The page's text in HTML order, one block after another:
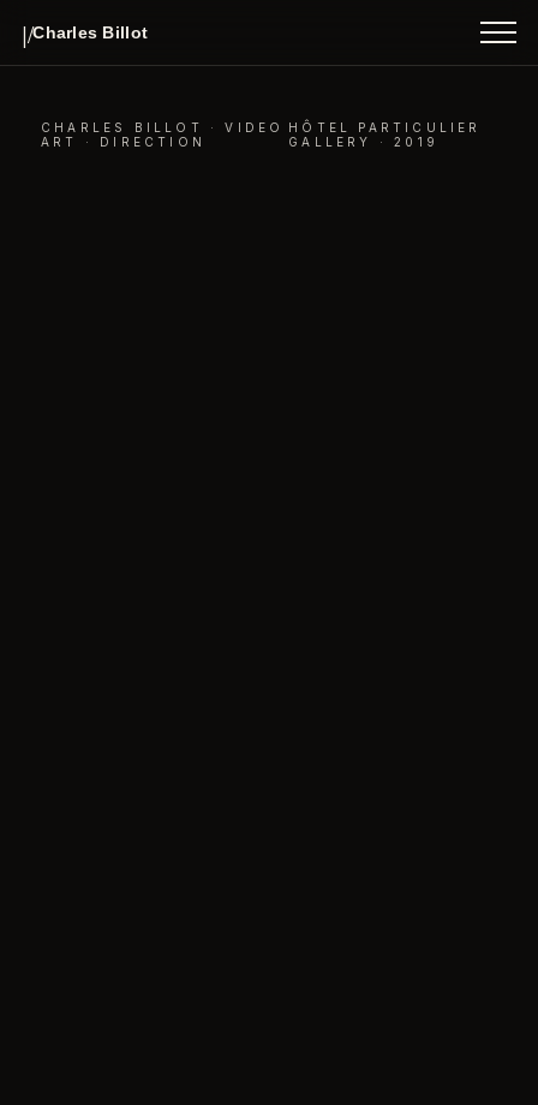
|/Charles Billot
INDEX
ABOUT
CONTACT
CHARLES BILLOT · VIDEO
ART · DIRECTION
HÔTEL PARTICULIER
GALLERY · 2019